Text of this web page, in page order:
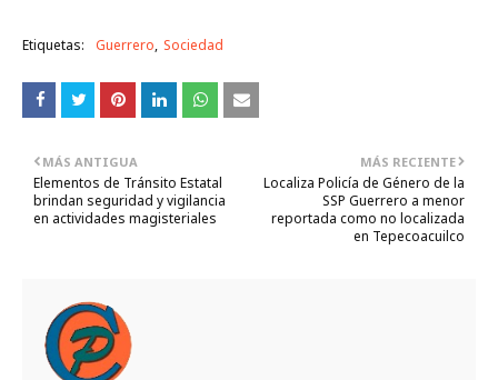
Etiquetas: Guerrero Sociedad
MÁS RECIENTE
Localiza Policía de Género de la
SSP Guerrero a menor
reportada como no localizada
en Tepecoacuilco
MÁS ANTIGUA
Elementos de Tránsito Estatal
brindan seguridad y vigilancia
en actividades magisteriales